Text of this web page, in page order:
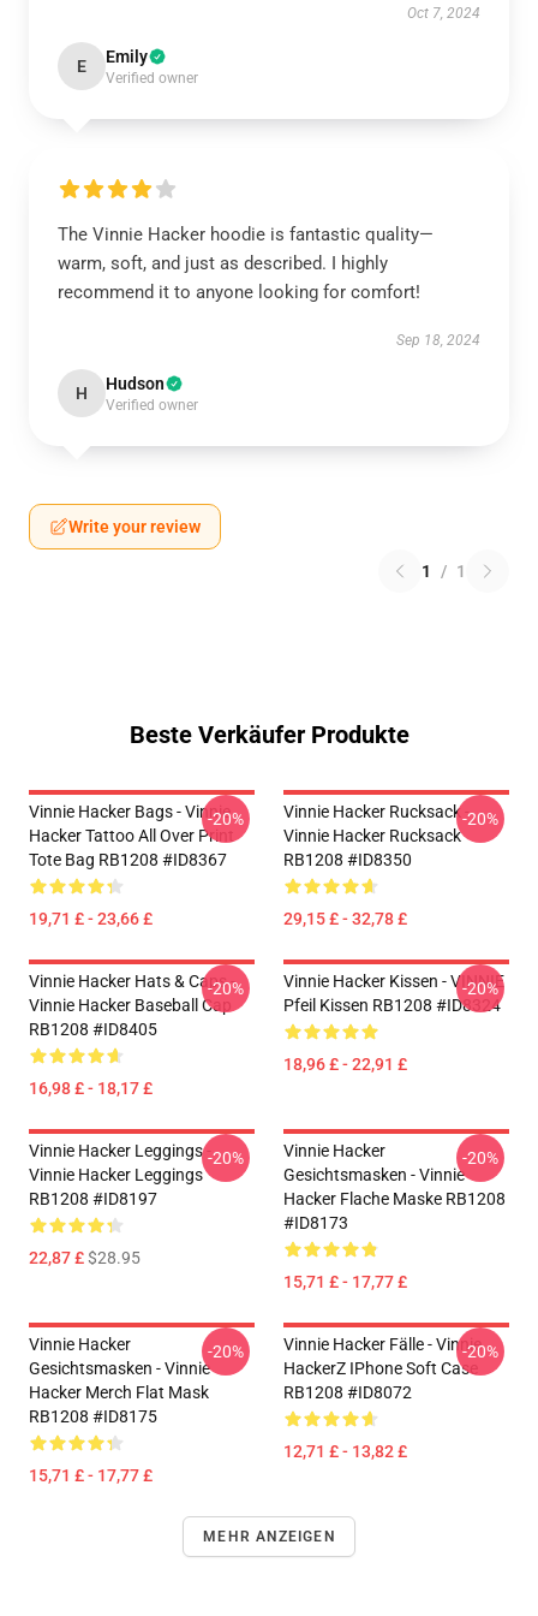
Oct 7, 2024
E Emily
Verified owner
The Vinnie Hacker hoodie is fantastic quality—
warm, soft, and just as described. I highly
recommend it to anyone looking for comfort!
Sep 18, 2024
H Hudson
Verified owner
Write your review
1 / 1
Beste Verkäufer Produkte
Vinnie Hacker Bags - Vinnie
Hacker Tattoo All Over Print
Tote Bag RB1208 #ID8367
19,71 £ - 23,66 £
-20%
Vinnie Hacker Rucksack -
Vinnie Hacker Rucksack
RB1208 #ID8350
29,15 £ - 32,78 £
-20%
Vinnie Hacker Hats & Caps -
Vinnie Hacker Baseball Cap
RB1208 #ID8405
16,98 £ - 18,17 £
-20%
Vinnie Hacker Kissen - VINNIE
Pfeil Kissen RB1208 #ID8324
18,96 £ - 22,91 £
-20%
Vinnie Hacker Leggings -
Vinnie Hacker Leggings
RB1208 #ID8197
22,87 £$28.95
-20%
Vinnie Hacker
Gesichtsmasken - Vinnie
Hacker Flache Maske RB1208
#ID8173
15,71 £ - 17,77 £
-20%
Vinnie Hacker
Gesichtsmasken - Vinnie
Hacker Merch Flat Mask
RB1208 #ID8175
15,71 £ - 17,77 £
-20%
Vinnie Hacker Fälle - Vinnie
HackerZ IPhone Soft Case
RB1208 #ID8072
12,71 £ - 13,82 £
-20%
MEHR ANZEIGEN